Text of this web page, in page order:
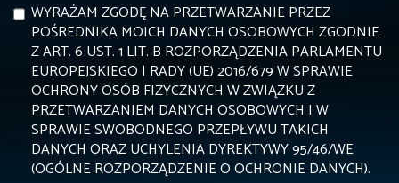
WYRAŻAM ZGODĘ NA PRZETWARZANIE PRZEZ
POŚREDNIKA MOICH DANYCH OSOBOWYCH ZGODNIE
Z ART. 6 UST. 1 LIT. B ROZPORZĄDZENIA PARLAMENTU
EUROPEJSKIEGO I RADY (UE) 2016/679 W SPRAWIE
OCHRONY OSÓB FIZYCZNYCH W ZWIĄZKU Z
PRZETWARZANIEM DANYCH OSOBOWYCH I W
SPRAWIE SWOBODNEGO PRZEPŁYWU TAKICH
DANYCH ORAZ UCHYLENIA DYREKTYWY 95/46/WE
(OGÓLNE ROZPORZĄDZENIE O OCHRONIE DANYCH).